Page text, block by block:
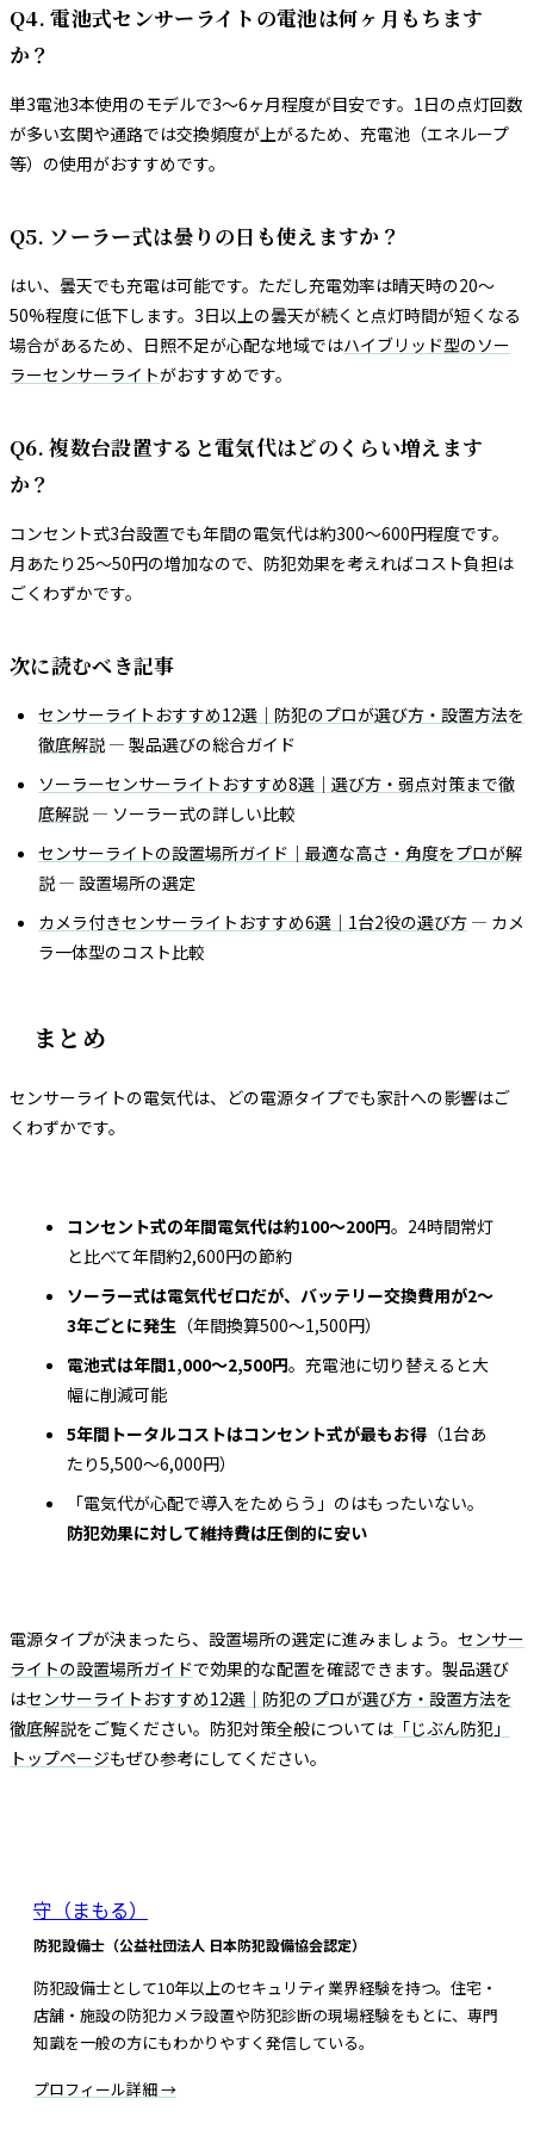
Q4. 電池式センサーライトの電池は何ヶ月もちます
か？
単3電池3本使用のモデルで3〜6ヶ月程度が目安です。1日の点灯回数
が多い玄関や通路では交換頻度が上がるため、充電池（エネループ
等）の使用がおすすめです。
Q5. ソーラー式は曇りの日も使えますか？
はい、曇天でも充電は可能です。ただし充電効率は晴天時の20〜
50%程度に低下します。3日以上の曇天が続くと点灯時間が短くなる
場合があるため、日照不足が心配な地域ではハイブリッド型のソー
ラーセンサーライトがおすすめです。
Q6. 複数台設置すると電気代はどのくらい増えます
か？
コンセント式3台設置でも年間の電気代は約300〜600円程度です。
月あたり25〜50円の増加なので、防犯効果を考えればコスト負担は
ごくわずかです。
次に読むべき記事
センサーライトおすすめ12選｜防犯のプロが選び方・設置方法を
徹底解説 — 製品選びの総合ガイド
ソーラーセンサーライトおすすめ8選｜選び方・弱点対策まで徹
底解説 — ソーラー式の詳しい比較
センサーライトの設置場所ガイド｜最適な高さ・角度をプロが解
説 — 設置場所の選定
カメラ付きセンサーライトおすすめ6選｜1台2役の選び方 — カメ
ラ一体型のコスト比較
まとめ
センサーライトの電気代は、どの電源タイプでも家計への影響はご
くわずかです。
コンセント式の年間電気代は約100〜200円。24時間常灯
と比べて年間約2,600円の節約
ソーラー式は電気代ゼロだが、バッテリー交換費用が2〜
3年ごとに発生 （年間換算500〜1,500円）
電池式は年間1,000〜2,500円。充電池に切り替えると大
幅に削減可能
5年間トータルコストはコンセント式が最もお得 （1台あ
たり5,500〜6,000円）
「電気代が心配で導入をためらう」のはもったいない。
防犯効果に対して維持費は圧倒的に安い
電源タイプが決まったら、設置場所の選定に進みましょう。 センサー
ライトの設置場所ガイドで効果的な配置を確認できます。製品選び
はセンサーライトおすすめ12選｜防犯のプロが選び方・設置方法を
徹底解説をご覧ください。防犯対策全般については 「じぶん防犯」
トップページもぜひ参考にしてください。
守（まもる）
防犯設備士（公益社団法人 日本防犯設備協会認定）
防犯設備士として10年以上のセキュリティ業界経験を持つ。住宅・
店舗・施設の防犯カメラ設置や防犯診断の現場経験をもとに、専門
知識を一般の方にもわかりやすく発信している。
プロフィール詳細 →